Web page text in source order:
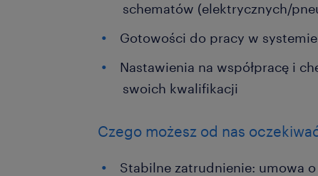
schematów (elektrycznych/
Gotowości do pracy w
Nastawienia na współpracę i
swoich kwalifikacji
Czego możesz od nas
Stabilne zatrudnienie: umowa o